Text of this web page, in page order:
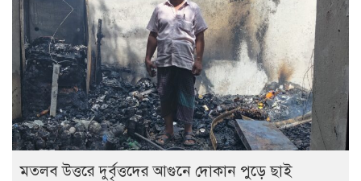
‎মতলব উত্তরে দুর্বৃত্তদের আগুনে দোকান পুড়ে ছাই